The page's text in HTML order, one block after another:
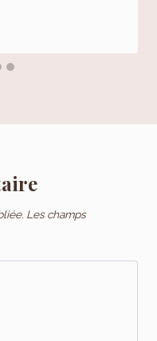
Les champs